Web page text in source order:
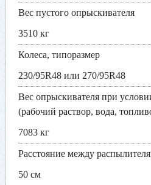
Вес пустого опрыскивателя
3510 кг
Колеса, типоразмер
230/95R48 или 270/95R48
Вес опрыскивателя при
(рабочий раствор, вода,
7083 кг
Расстояние между
50 см